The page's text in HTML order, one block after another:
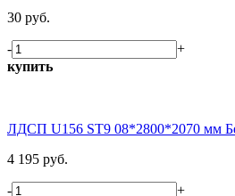
30 руб.
-
+
купить
ЛДСП U156 ST9 08*2800*2070 мм
4 195 руб.
- +